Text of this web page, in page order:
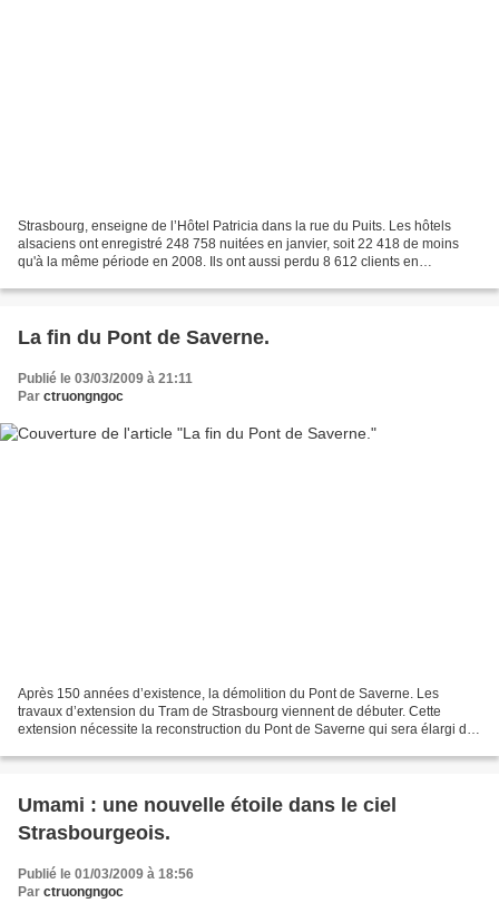
Strasbourg, enseigne de l’Hôtel Patricia dans la rue du Puits. Les hôtels
alsaciens ont enregistré 248 758 nuitées en janvier, soit 22 418 de moins
qu'à la même période en 2008. Ils ont aussi perdu 8 612 clients en
La fin du Pont de Saverne.
Publié le 03/03/2009 à 21:11
Par ctruongngoc
Après 150 années d’existence, la démolition du Pont de Saverne. Les
travaux d’extension du Tram de Strasbourg viennent de débuter. Cette
extension nécessite la reconstruction du Pont de Saverne qui sera élargi de
Umami : une nouvelle étoile dans le ciel
Strasbourgeois.
Publié le 01/03/2009 à 18:56
Par ctruongngoc